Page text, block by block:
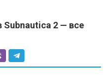
Subnautica 2 — все